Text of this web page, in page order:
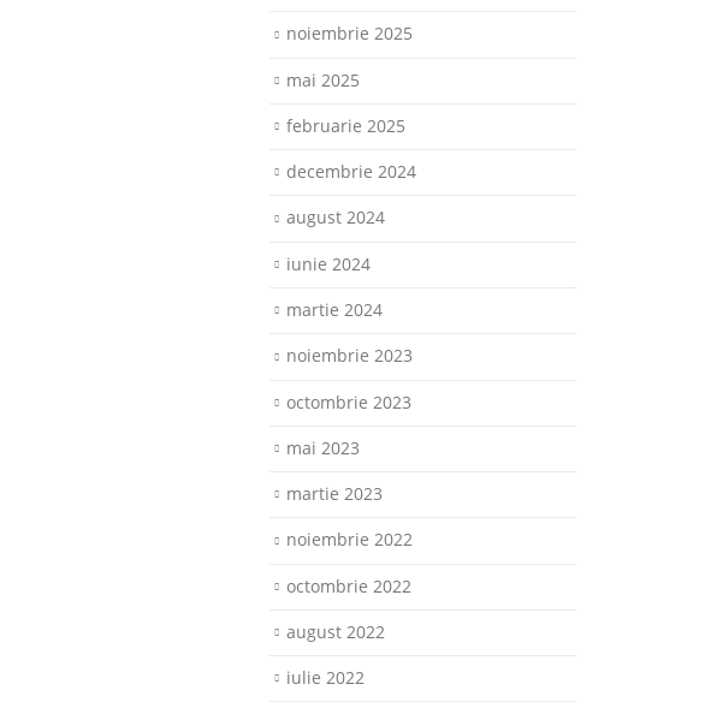
noiembrie 2025
mai 2025
februarie 2025
decembrie 2024
august 2024
iunie 2024
martie 2024
noiembrie 2023
octombrie 2023
mai 2023
martie 2023
noiembrie 2022
octombrie 2022
august 2022
iulie 2022